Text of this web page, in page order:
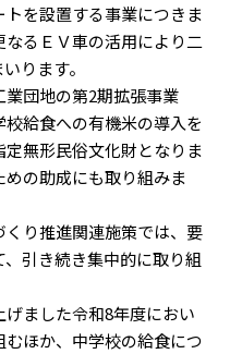
を設置する事業につきま
るＥＶ車の活用により二
ります。
団地の第2期拡張事業
給食への有機米の導入を
無形民俗文化財となりま
の助成にも取り組みま
り推進関連施策では、要
引き続き集中的に取り組
ました令和8年度におい
ほか、中学校の給食につ